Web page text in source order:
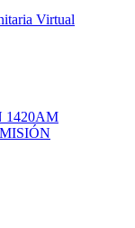
Virtual
1420AM